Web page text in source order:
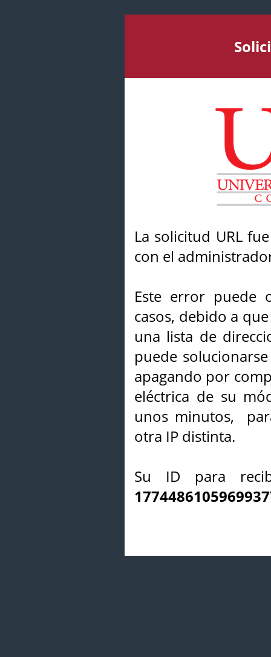
La solicitud URL
con el
Este error puede
casos, debido a
una lista de
puede
apagando por
eléctrica de su
unos minutos,
otra IP distinta.
Su ID para